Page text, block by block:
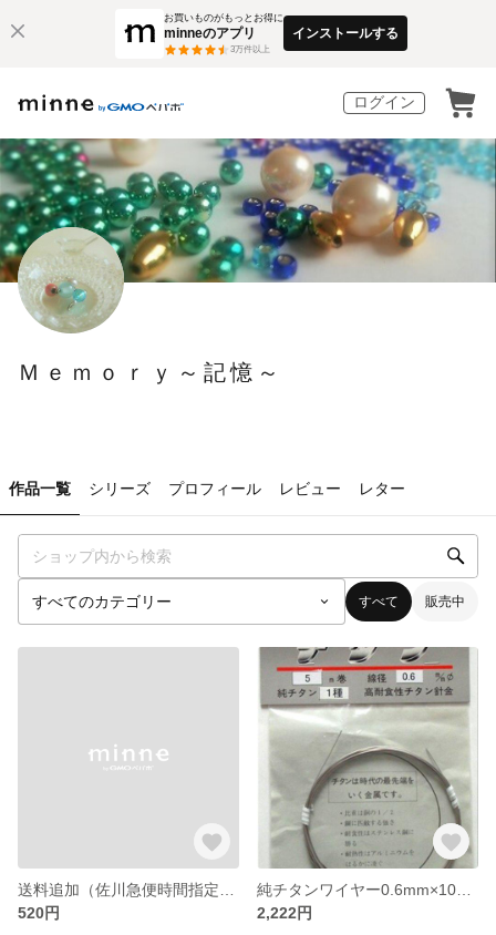
お買いものがもっとお得に
minneのアプリ
3万件以上
インストールする
ログイン
Ｍｅｍｏｒｙ～記憶～
作品一覧 シリーズ プロフィール レビュー レター
すべて 販売中
520円
2,222円